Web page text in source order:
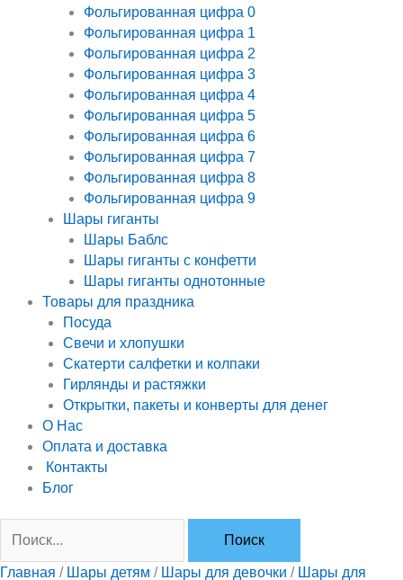
Фольгированная цифра 0
Фольгированная цифра 1
Фольгированная цифра 2
Фольгированная цифра 3
Фольгированная цифра 4
Фольгированная цифра 5
Фольгированная цифра 6
Фольгированная цифра 7
Фольгированная цифра 8
Фольгированная цифра 9
Шары гиганты
Шары Баблс
Шары гиганты с конфетти
Шары гиганты однотонные
Товары для праздника
Посуда
Свечи и хлопушки
Скатерти салфетки и колпаки
Гирлянды и растяжки
Открытки, пакеты и конверты для денег
О Нас
Оплата и доставка
Контакты
Блог
Главная / Шары детям / Шары для девочки / Шары для